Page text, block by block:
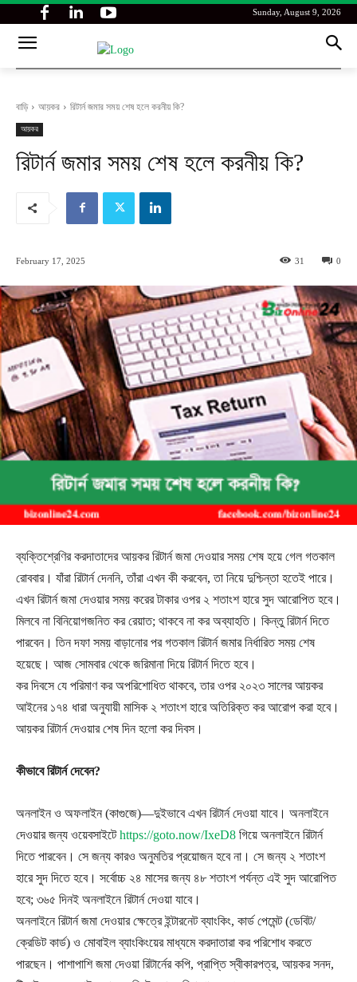
Sunday, August 9, 2026
বাড়ি আয়কর রিটার্ন জমার সময় শেষ হলে করনীয় কি?
আয়কর
রিটার্ন জমার সময় শেষ হলে করনীয় কি?
February 17, 2025 0
31
ব্যক্তিশ্রেণির করদাতাদের আয়কর রিটার্ন জমা দেওয়ার সময় শেষ হয়ে গেল গতকাল
রোববার। যাঁরা রিটার্ন দেননি, তাঁরা এখন কী করবেন, তা নিয়ে দুশ্চিন্তা হতেই পারে।
এখন রিটার্ন জমা দেওয়ার সময় করের টাকার ওপর ২ শতাংশ হারে সুদ আরোপিত হবে।
মিলবে না বিনিয়োগজনিত কর রেয়াত; থাকবে না কর অব্যাহতি। কিন্তু রিটার্ন দিতে
পারবেন। তিন দফা সময় বাড়ানোর পর গতকাল রিটার্ন জমার নির্ধারিত সময় শেষ
হয়েছে। আজ সোমবার থেকে জরিমানা দিয়ে রিটার্ন দিতে হবে।
কর দিবসে যে পরিমাণ কর অপরিশোধিত থাকবে, তার ওপর ২০২৩ সালের আয়কর
আইনের ১৭৪ ধারা অনুযায়ী মাসিক ২ শতাংশ হারে অতিরিক্ত কর আরোপ করা হবে।
আয়কর রিটার্ন দেওয়ার শেষ দিন হলো কর দিবস।
কীভাবে রিটার্ন দেবেন?
অনলাইন ও অফলাইন (কাগুজে)—দুইভাবে এখন রিটার্ন দেওয়া যাবে। অনলাইনে
দেওয়ার জন্য ওয়েবসাইটেhttps://goto.now/IxeD8 গিয়ে অনলাইনে রিটার্ন
দিতে পারবেন। সে জন্য কারও অনুমতির প্রয়োজন হবে না। সে জন্য ২ শতাংশ
হারে সুদ দিতে হবে। সর্বোচ্চ ২৪ মাসের জন্য ৪৮ শতাংশ পর্যন্ত এই সুদ আরোপিত
হবে; ৩৬৫ দিনই অনলাইনে রিটার্ন দেওয়া যাবে।
অনলাইনে রিটার্ন জমা দেওয়ার ক্ষেত্রে ইন্টারনেট ব্যাংকিং, কার্ড পেমেন্ট (ডেবিট/
ক্রেডিট কার্ড) ও মোবাইল ব্যাংকিংয়ের মাধ্যমে করদাতারা কর পরিশোধ করতে
পারছেন। পাশাপাশি জমা দেওয়া রিটার্নের কপি, প্রাপ্তি স্বীকারপত্র, আয়কর সনদ,